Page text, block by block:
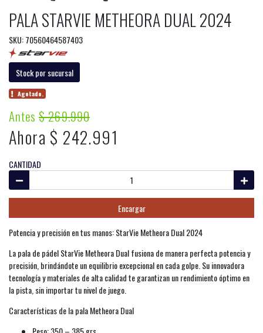
PALA STARVIE METHEORA DUAL 2024
SKU: 70560464587403
Stock por sucursal
Agotado.
Antes$ 269.990
Ahora $ 242.991
CANTIDAD
Encargar
Potencia y precisión en tus manos: StarVie Metheora Dual 2024
La pala de pádel StarVie Metheora Dual fusiona de manera perfecta potencia y
precisión, brindándote un equilibrio excepcional en cada golpe. Su innovadora
tecnología y materiales de alta calidad te garantizan un rendimiento óptimo en
la pista, sin importar tu nivel de juego.
Características de la pala Metheora Dual